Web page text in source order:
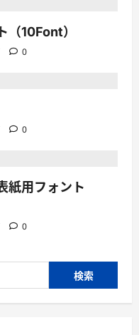
（10Font）
0
0
紙用フォント
0